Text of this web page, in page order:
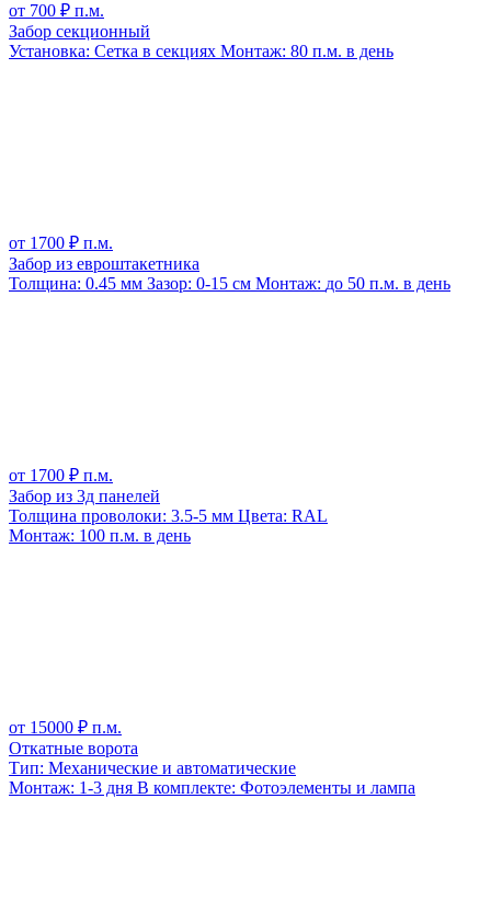
от 700 ₽ п.м.
Забор секционный
Установка: Сетка в секциях Монтаж: 80 п.м. в день
от 1700 ₽ п.м.
Забор из евроштакетника
Толщина: 0.45 мм Зазор: 0-15 см Монтаж: до 50 п.м. в день
от 1700 ₽ п.м.
Забор из 3д панелей
Толщина проволоки: 3.5-5 мм Цвета: RAL
Монтаж: 100 п.м. в день
от 15000 ₽ п.м.
Откатные ворота
Тип: Механические и автоматические
Монтаж: 1-3 дня В комплекте: Фотоэлементы и лампа